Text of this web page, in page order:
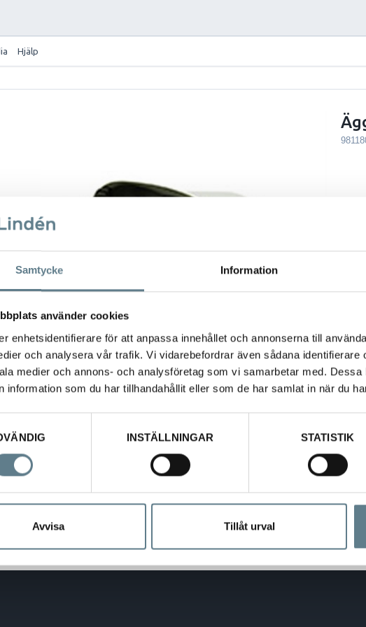
Samtycke Information
använder cookies
enhetsidentifierare för att anpassa innehållet och annonserna till
och analysera vår trafik. Vi vidarebefordrar även sådana identifierare
medier och annons- och analysföretag som vi samarbetar med.
information som du har tillhandahållit eller som de har samlat in när du
INSTÄLLNINGAR STATISTIK
Avvisa Tillåt urval
Hjälp
Beskrivning
Äggskärare vit/svart